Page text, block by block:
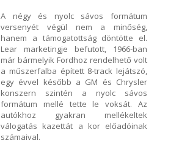
A négy és nyolc sávos formátum
versenyét végül nem a minőség,
hanem a támogatottság döntötte el.
Lear marketingje befutott, 1966-ban
már bármelyik Fordhoz rendelhető volt
a műszerfalba épített 8-track lejátszó,
egy évvel később a GM és Chrysler
konszern szintén a nyolc sávos
formátum mellé tette le voksát. Az
autókhoz gyakran mellékeltek
válogatás kazettát a kor előadóinak
számaival.